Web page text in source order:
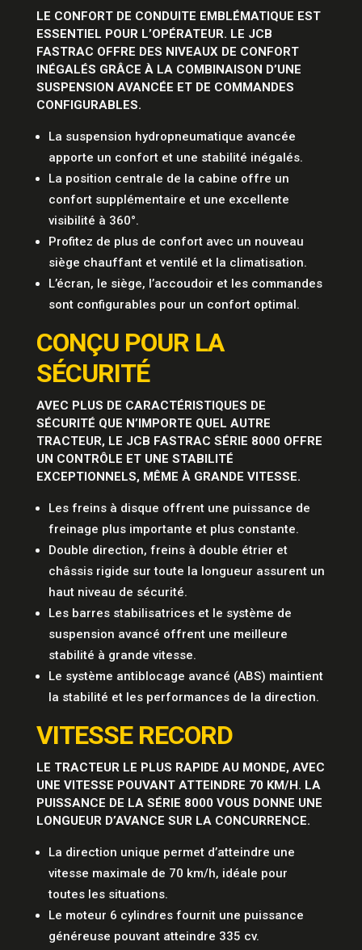
LE CONFORT DE CONDUITE EMBLÉMATIQUE EST
ESSENTIEL POUR L’OPÉRATEUR. LE JCB
FASTRAC OFFRE DES NIVEAUX DE CONFORT
INÉGALÉS GRÂCE À LA COMBINAISON D’UNE
SUSPENSION AVANCÉE ET DE COMMANDES
CONFIGURABLES.
La suspension hydropneumatique avancée
apporte un confort et une stabilité inégalés.
La position centrale de la cabine offre un
confort supplémentaire et une excellente
visibilité à 360°.
Profitez de plus de confort avec un nouveau
siège chauffant et ventilé et la climatisation.
L’écran, le siège, l’accoudoir et les commandes
sont configurables pour un confort optimal.
CONÇU POUR LA
SÉCURITÉ
AVEC PLUS DE CARACTÉRISTIQUES DE
SÉCURITÉ QUE N’IMPORTE QUEL AUTRE
TRACTEUR, LE JCB FASTRAC SÉRIE 8000 OFFRE
UN CONTRÔLE ET UNE STABILITÉ
EXCEPTIONNELS, MÊME À GRANDE VITESSE.
Les freins à disque offrent une puissance de
freinage plus importante et plus constante.
Double direction, freins à double étrier et
châssis rigide sur toute la longueur assurent un
haut niveau de sécurité.
Les barres stabilisatrices et le système de
suspension avancé offrent une meilleure
stabilité à grande vitesse.
Le système antiblocage avancé (ABS) maintient
la stabilité et les performances de la direction.
VITESSE RECORD
LE TRACTEUR LE PLUS RAPIDE AU MONDE, AVEC
UNE VITESSE POUVANT ATTEINDRE 70 KM/H. LA
PUISSANCE DE LA SÉRIE 8000 VOUS DONNE UNE
LONGUEUR D’AVANCE SUR LA CONCURRENCE.
La direction unique permet d’atteindre une
vitesse maximale de 70 km/h, idéale pour
toutes les situations.
Le moteur 6 cylindres fournit une puissance
généreuse pouvant atteindre 335 cv.